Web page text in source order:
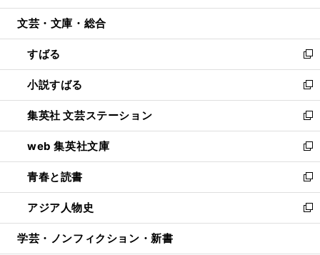
開
ウ
開
く
ン
ウ
で
開
く
ウ
ン
ド
ウ
で
開
く
文芸・文庫・総合
すばる
新
し
い
ウ
ィ
ン
ド
ウ
で
開
く
小説すばる
新
し
い
ウ
ィ
ン
ド
ウ
で
開
集英社 文芸ステーション
新
し
い
ウ
ィ
ン
ド
ウ
web 集英社文庫
新
し
い
ウ
ィ
ン
青春と読書
新
し
い
ウ
アジア人物史
新
し
学芸・ノンフィクション・新書